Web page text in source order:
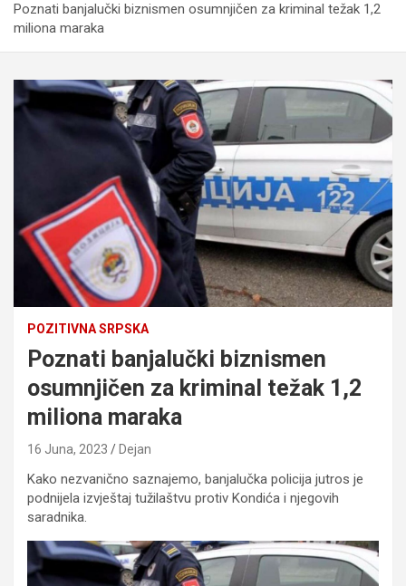
Poznati banjalučki biznismen osumnjičen za kriminal težak 1,2
miliona maraka
POZITIVNA SRPSKA
Poznati banjalučki biznismen
osumnjičen za kriminal težak 1,2
miliona maraka
16 Juna, 2023 Dejan
Kako nezvanično saznajemo, banjalučka policija jutros je
podnijela izvještaj tužilaštvu protiv Kondića i njegovih
saradnika.